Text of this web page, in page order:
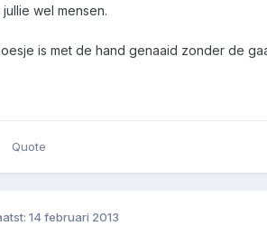
jullie wel mensen.
is met de hand genaaid zonder de
Quote
14 februari 2013